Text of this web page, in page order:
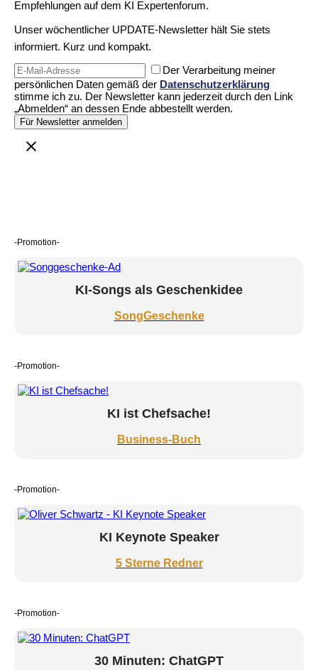
Empfehlungen auf dem KI Expertenforum.
Unser wöchentlicher UPDATE-Newsletter hält Sie stets
informiert. Kurz und kompakt.
Der Verarbeitung meiner
persönlichen Daten gemäß der Datenschutzerklärung
stimme ich zu. Der Newsletter kann jederzeit durch den Link
„Abmelden“ an dessen Ende abbestellt werden.
-Promotion-
KI-Songs als Geschenkidee
SongGeschenke
-Promotion-
KI ist Chefsache!
Business-Buch
-Promotion-
KI Keynote Speaker
5 Sterne Redner
-Promotion-
30 Minuten: ChatGPT